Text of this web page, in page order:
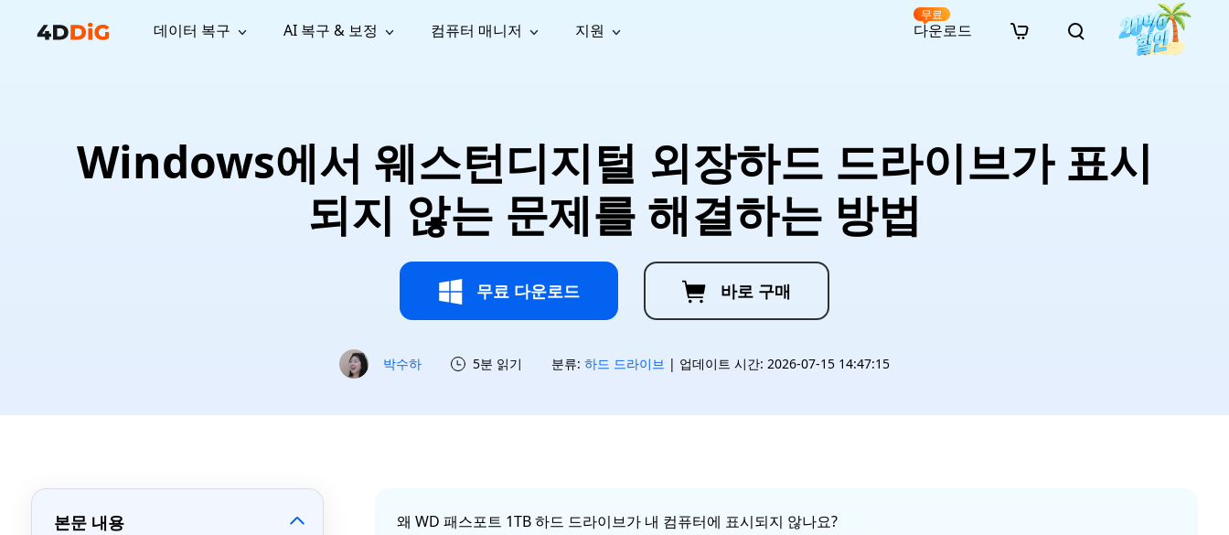
데이터 복구
프로 무료
WhatsApp 데이터 복구
WhatsApp 메시지 복구
LINE 데이터 복구
백업 없이 LINE 채팅 복구
· USB 복구
· 파티션 복구
· 한글 파일 복구
· 오피스 파일 복구
· 사진 복구
· 동영상 복구
AI 복구 & 보정
복구
구
구
오디오
복구
영상 화
질 높이
기
AI
사진 화
질 높이
기
AI
온라인 사진 복구
온라인 문서 복구
온라인 오디오 복구
· 시네마틱 AI 이미지 프롬프트
· 애니메이션 실사 변환 프롬프트
컴퓨터 매니저
Windows용 간편 디스크 관리
중복 파일 검색 및 삭제
Tenorshare Cleamio 브랜드 리뉴얼
Mac 최적화 및 정밀 클린
Windows DLL 오류 수정
Email Repair
손상된 PST/OST 파일 복구
· 하드 디스크 복사
· 중복 파일 찾기 (Mac)
· C 드라이브 확장
· 디스크 공간 확보 (Win)
· MBR GPT 변환
· Mac 저장 공간 최적화
지원
가이드, 라이선스, 문의 사용자 가이드 센터
사용 방법 가이드
모든 팁 & 해결 방법
다운로드
무료
Windows에서 웨스턴디지털 외장하드 드라이브가 표시
되지 않는 문제를 해결하는 방법
무료 다운로드 바로 구매
박수하 5분 읽기 분류: 하드 드라이브 | 업데이트 시간: 2026-07-15 14:47:15
본문 내용
왜 WD 패스포트 1TB 하드 드라이브가 내 컴퓨터에 표시되지 않나요?